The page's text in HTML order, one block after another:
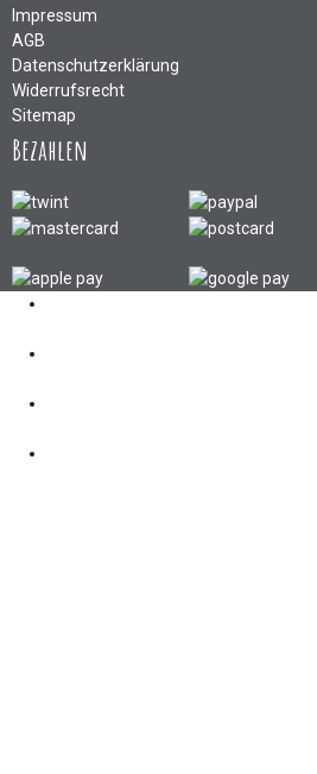
Impressum
AGB
Datenschutzerklärung
Widerrufsrecht
Sitemap
Bezahlen